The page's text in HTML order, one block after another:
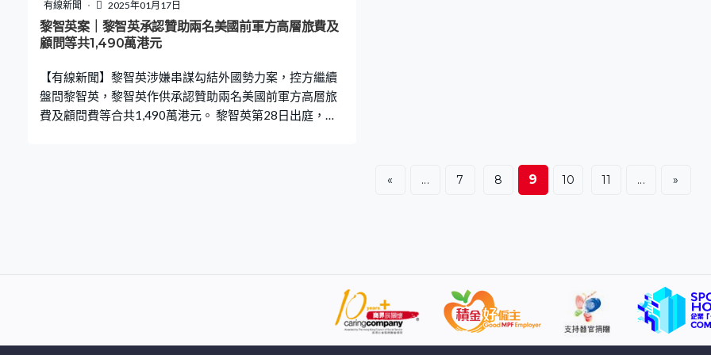
有線新聞 2025年01月17日
黎智英案｜黎智英承認贊助兩名美國前軍方高層旅費及
顧問等共1,490萬港元
【有線新聞】黎智英涉嫌串謀勾結外國勢力案，控方繼續
盤問黎智英，黎智英作供承認贊助兩名美國前軍方高層旅
費及顧問費等合共1,490萬港元。 黎智英第28日出庭，繼
務專家旅費，還有顧問費，以及給予基恩一筆25萬美元私
人貸款，折合支付一共1,490萬港元，由Mark Simon負
« ... 7 8 9 10 11 ... »